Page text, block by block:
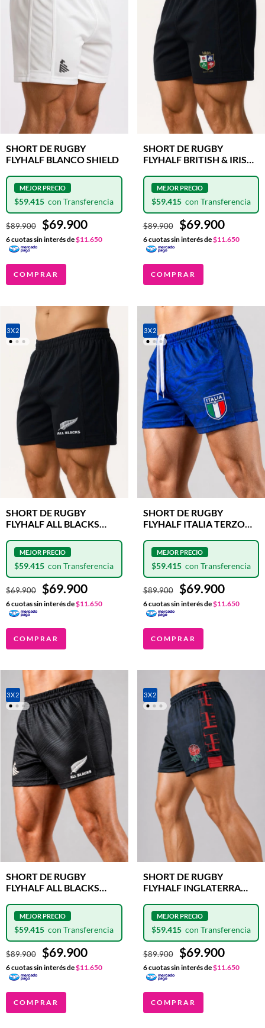
SHORT DE RUGBY
FLYHALF BLANCO SHIELD
$89.900 $69.900
$59.415
6cuotas sin interés de$11.650
COMPRAR
SHORT DE RUGBY
FLYHALF BRITISH & IRISH
$89.900 $69.900
$59.415
6cuotas sin interés de$11.650
COMPRAR
3X2
SHORT DE RUGBY
FLYHALF ALL BLACKS
$69.900 $69.900
$59.415
6cuotas sin interés de$11.650
COMPRAR
3X2
SHORT DE RUGBY
FLYHALF ITALIA TERZO
$89.900 $69.900
$59.415
6cuotas sin interés de$11.650
COMPRAR
3X2
SHORT DE RUGBY
FLYHALF ALL BLACKS
$89.900 $69.900
$59.415
6cuotas sin interés de$11.650
COMPRAR
3X2
SHORT DE RUGBY
FLYHALF INGLATERRA
$89.900 $69.900
$59.415
6cuotas sin interés de$11.650
COMPRAR